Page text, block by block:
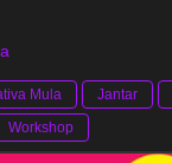
Mula Jantar
Workshop